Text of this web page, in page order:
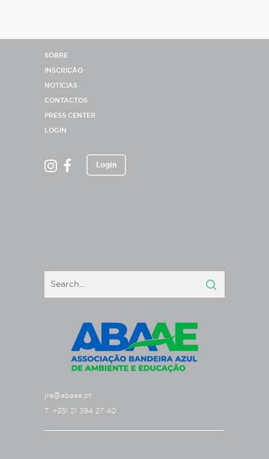
SOBRE
INSCRIÇÃO
NOTÍCIAS
CONTACTOS
PRESS CENTER
LOGIN
Login
jra@abaae.pt
T. +351 21 394 27 40